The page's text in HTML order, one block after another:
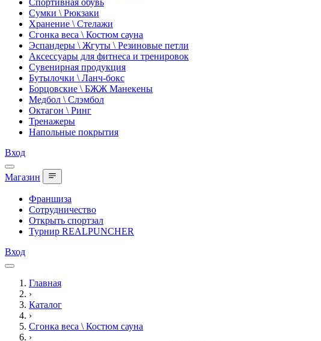
Спортивная обувь
Сумки \ Рюкзаки
Хранение \ Стелажи
Сгонка веса \ Костюм сауна
Эспандеры \ Жгуты \ Резиновые петли
Аксессуары для фитнеса и тренировок
Сувенирная продукция
Бутылочки \ Ланч-бокс
Борцовские \ БЖЖ Манекены
Медбол \ Слэмбол
Октагон \ Ринг
Тренажеры
Напольные покрытия
Вход
Магазин
Франшиза
Сотрудничество
Открыть спортзал
Турнир REALPUNCHER
Вход
Главная
›
Каталог
›
Сгонка веса \ Костюм сауна
›